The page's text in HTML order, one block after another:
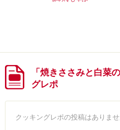
「焼きささみと白菜
グレポ
クッキングレポの投稿はありま